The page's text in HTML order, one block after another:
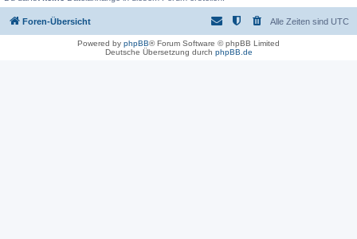
Foren-Übersicht Alle Zeiten sind UTC
Powered by phpBB® Forum Software © phpBB Limited
Deutsche Übersetzung durch phpBB.de